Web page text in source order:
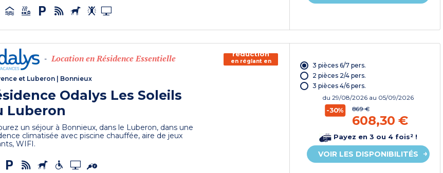
- Location en Résidence Essentielle
et Luberon Bonnieux
Odalys Les Soleils
Luberon
un séjour à Bonnieux, dans le Luberon, dans une
climatisée avec piscine chauffée, aire de jeux
WIFI.
150€ de
réduction
en réglant en
chèque
3 pièces 6/7 pers.
2 pièces 2/4 pers.
3 pièces 4/6 pers.
du29/08/2026 au 05/09/2026
-30% 869 €
608,30 €
Payez en 3 ou 4 fois² !
VOIR LES DISPONIBILITÉS